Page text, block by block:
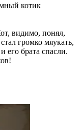
котик
видимо, понял,
громко мяукать,
его брата спасли.